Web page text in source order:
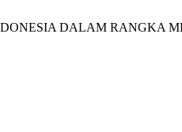
DALAM